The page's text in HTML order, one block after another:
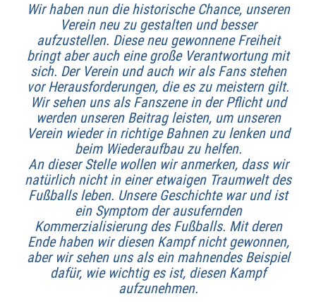
Wir haben nun die historische Chance, unseren
Verein neu zu gestalten und besser
aufzustellen. Diese neu gewonnene Freiheit
bringt aber auch eine große Verantwortung mit
sich. Der Verein und auch wir als Fans stehen
vor Herausforderungen, die es zu meistern gilt.
Wir sehen uns als Fanszene in der Pflicht und
werden unseren Beitrag leisten, um unseren
Verein wieder in richtige Bahnen zu lenken und
beim Wiederaufbau zu helfen.
An dieser Stelle wollen wir anmerken, dass wir
natürlich nicht in einer etwaigen Traumwelt des
Fußballs leben. Unsere Geschichte war und ist
ein Symptom der ausufernden
Kommerzialisierung des Fußballs. Mit deren
Ende haben wir diesen Kampf nicht gewonnen,
aber wir sehen uns als ein mahnendes Beispiel
dafür, wie wichtig es ist, diesen Kampf
aufzunehmen.